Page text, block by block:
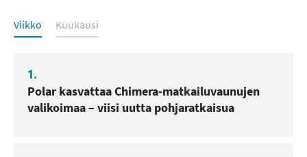
Luetuimmat
Viikko Kuukausi
1.
Polar kasvattaa Chimera-matkailuvaunujen
valikoimaa – viisi uutta pohjaratkaisua